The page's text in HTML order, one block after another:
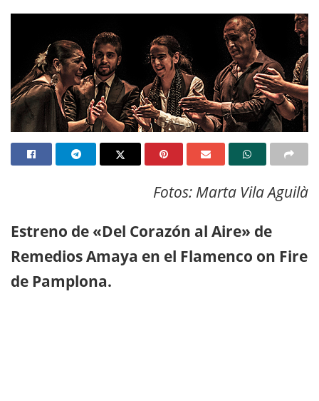
Fotos: Marta Vila Aguilà
Estreno de «Del Corazón al Aire» de
Remedios Amaya en el Flamenco on Fire
de Pamplona.